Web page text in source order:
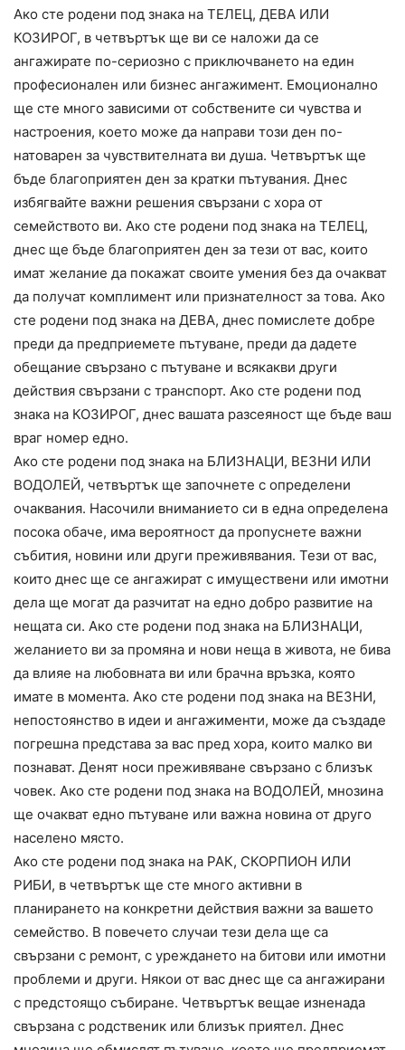
Ако сте родени под знака на ТЕЛЕЦ, ДЕВА ИЛИ
КОЗИРОГ, в четвъртък ще ви се наложи да се
ангажирате по-сериозно с приключването на един
професионален или бизнес ангажимент. Емоционално
ще сте много зависими от собствените си чувства и
настроения, което може да направи този ден по-
натоварен за чувствителната ви душа. Четвъртък ще
бъде благоприятен ден за кратки пътувания. Днес
избягвайте важни решения свързани с хора от
семейството ви. Ако сте родени под знака на ТЕЛЕЦ,
днес ще бъде благоприятен ден за тези от вас, които
имат желание да покажат своите умения без да очакват
да получат комплимент или признателност за това. Ако
сте родени под знака на ДЕВА, днес помислете добре
преди да предприемете пътуване, преди да дадете
обещание свързано с пътуване и всякакви други
действия свързани с транспорт. Ако сте родени под
знака на КОЗИРОГ, днес вашата разсеяност ще бъде ваш
враг номер едно.
Ако сте родени под знака на БЛИЗНАЦИ, ВЕЗНИ ИЛИ
ВОДОЛЕЙ, четвъртък ще започнете с определени
очаквания. Насочили вниманието си в една определена
посока обаче, има вероятност да пропуснете важни
събития, новини или други преживявания. Тези от вас,
които днес ще се ангажират с имуществени или имотни
дела ще могат да разчитат на едно добро развитие на
нещата си. Ако сте родени под знака на БЛИЗНАЦИ,
желанието ви за промяна и нови неща в живота, не бива
да влияе на любовната ви или брачна връзка, която
имате в момента. Ако сте родени под знака на ВЕЗНИ,
непостоянство в идеи и ангажименти, може да създаде
погрешна представа за вас пред хора, които малко ви
познават. Денят носи преживяване свързано с близък
човек. Ако сте родени под знака на ВОДОЛЕЙ, мнозина
ще очакват едно пътуване или важна новина от друго
населено място.
Ако сте родени под знака на РАК, СКОРПИОН ИЛИ
РИБИ, в четвъртък ще сте много активни в
планирането на конкретни действия важни за вашето
семейство. В повечето случаи тези дела ще са
свързани с ремонт, с уреждането на битови или имотни
проблеми и други. Някои от вас днес ще са ангажирани
с предстоящо събиране. Четвъртък вещае изненада
свързана с родственик или близък приятел. Днес